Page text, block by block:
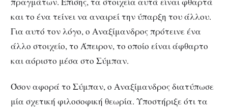
και το ένα τείνει να αναιρεί την ύπαρξη του άλλου.
Για αυτό τον λόγο, ο Αναξίμανδρος πρότεινε ένα
άλλο στοιχείο, το Άπειρον, το οποίο είναι άφθαρτο
και αόριστο μέσα στο Σύμπαν.
Όσον αφορά το Σύμπαν, ο Αναξίμανδρος διατύπωσε
μία σχετική φιλοσοφική θεωρία. Υποστήριξε ότι τα